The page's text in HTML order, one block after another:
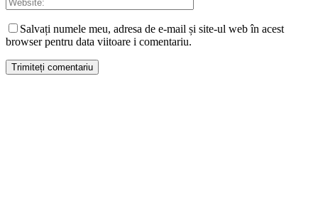
Salvați numele meu, adresa de e-mail și site-ul web în acest
browser pentru data viitoare i comentariu.